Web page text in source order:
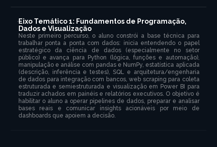
Eixo Temático 1: Fundamentos de Programação,
Dados e Visualização
Neste primeiro percurso, o aluno constrói a base técnica para
trabalhar ponta a ponta com dados: inicia entendendo o papel
estratégico da ciência de dados (especialmente no setor
público) e avança para Python (lógica, funções e automação),
manipulação e análise com pandas e NumPy, estatística aplicada
(descrição, inferência e testes), SQL e arquitetura/engenharia
de dados para integração com bancos, web scraping para coleta
estruturada e semiestruturada e visualização em Power BI para
traduzir achados em painéis e relatórios executivos. O objetivo é
habilitar o aluno a operar pipelines de dados, preparar e analisar
bases reais e comunicar insights acionáveis por meio de
dashboards que apoiem a decisão.